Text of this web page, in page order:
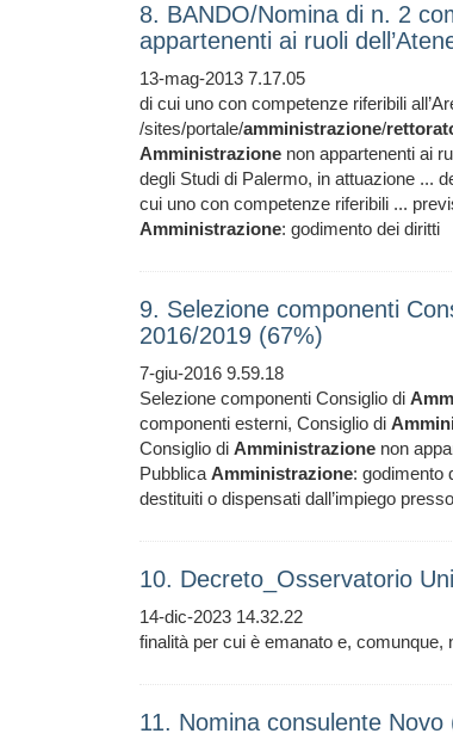
8. BANDO/Nomina di n. 2
appartenenti ai ruoli
13-mag-2013 7.17.05
di cui uno con competenze riferibili
/sites/portale/amministrazione/
Amministrazione non appartenenti ai
degli Studi di Palermo, in attuazione ...
cui uno con competenze riferibili ...
Amministrazione: godimento dei diritti
9. Selezione componenti
2016/2019 (67%)
7-giu-2016 9.59.18
Selezione componenti Consiglio di
componenti esterni, Consiglio di
Consiglio di Amministrazione non
Pubblica Amministrazione: godimento
destituiti o dispensati dall’impiego
10. Decreto_Osservatorio
14-dic-2023 14.32.22
finalità per cui è emanato e,
11. Nomina consulente Novo